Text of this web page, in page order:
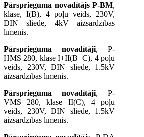
Pārsprieguma novadītājs P-BM,
klase, I(B), 4 poļu veids, 230V,
DIN sliede, 4kV aizsardzības
līmenis.
Pārsprieguma novadītāji, P-
HMS 280, klase I+II(B+C), 4 poļu
veids, 230V, DIN sliede, 1.5kV
aizsardzības līmenis.
Pārsprieguma novadītāji, P-
VMS 280, klase II(C), 4 poļu
veids, 230V, DIN sliede, 1.5kV
aizsardzības līmenis.